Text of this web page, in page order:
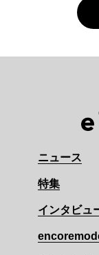
ニュース
特集
インタビュ